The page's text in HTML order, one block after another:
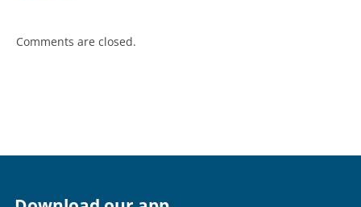
Comments are closed.